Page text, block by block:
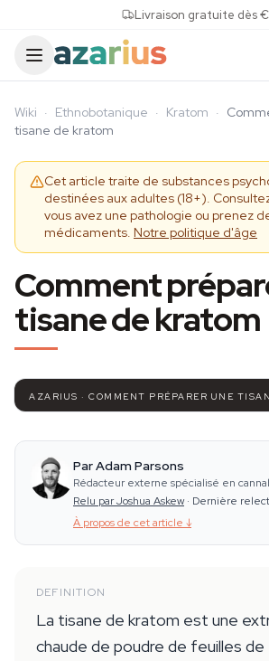
Livraison gratuite dès
Wiki · Ethnobotanique · Kratom ·
tisane de kratom
Cet article traite de substances
destinées aux adultes (18+).
vous avez une pathologie ou prenez
médicaments. Notre politique d'âge
Comment
tisane de kratom
AZARIUS · COMMENT PRÉPARER UNE
Par Adam Parsons
Rédacteur externe spécialisé en
Relu par Joshua Askew · Dernière
À propos de cet article ↓
DEFINITION
La tisane de kratom est une
chaude de poudre de feuilles de